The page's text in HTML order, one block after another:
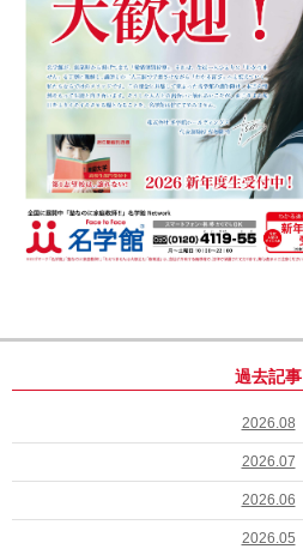
過去記事
2026.08
2026.07
2026.06
2026.05